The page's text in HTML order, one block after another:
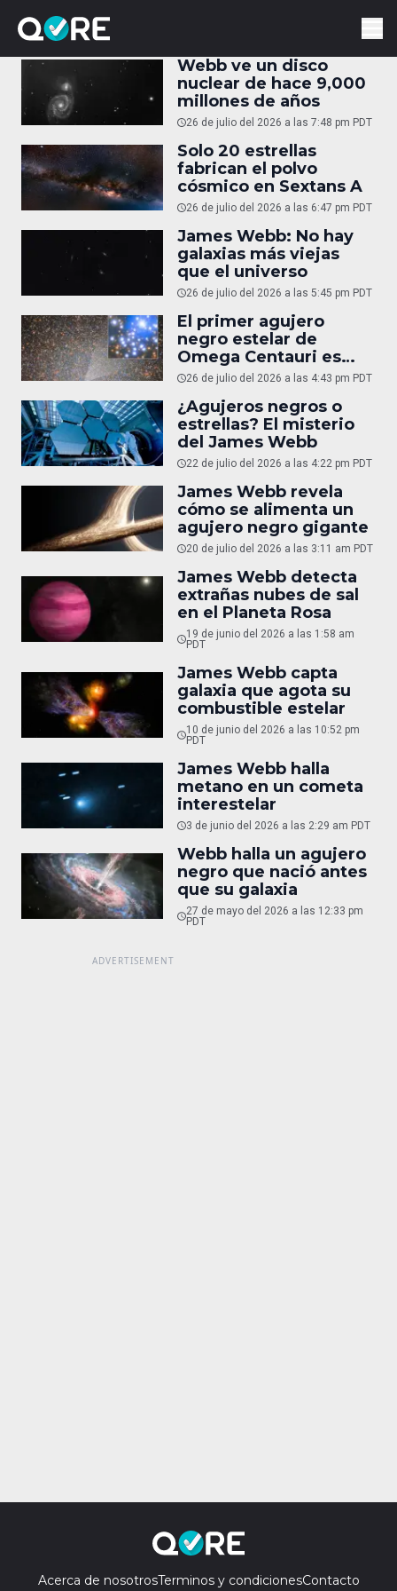
Webb ve un disco
nuclear de hace 9,000
millones de años
26 de julio del 2026 a las 7:48 pm PDT
Solo 20 estrellas
fabrican el polvo
cósmico en Sextans A
26 de julio del 2026 a las 6:47 pm PDT
James Webb: No hay
galaxias más viejas
que el universo
26 de julio del 2026 a las 5:45 pm PDT
El primer agujero
negro estelar de
Omega Centauri es
real
26 de julio del 2026 a las 4:43 pm PDT
¿Agujeros negros o
estrellas? El misterio
del James Webb
22 de julio del 2026 a las 4:22 pm PDT
James Webb revela
cómo se alimenta un
agujero negro gigante
20 de julio del 2026 a las 3:11 am PDT
James Webb detecta
extrañas nubes de sal
en el Planeta Rosa
19 de junio del 2026 a las 1:58 am
PDT
James Webb capta
galaxia que agota su
combustible estelar
10 de junio del 2026 a las 10:52 pm
PDT
James Webb halla
metano en un cometa
interestelar
3 de junio del 2026 a las 2:29 am PDT
Webb halla un agujero
negro que nació antes
que su galaxia
27 de mayo del 2026 a las 12:33 pm
PDT
Acerca de nosotrosTerminos y condicionesContacto